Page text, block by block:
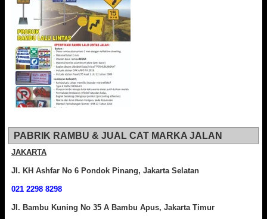
PABRIK RAMBU & JUAL CAT MARKA JALAN
JAKARTA
Jl. KH Ashfar No 6 Pondok Pinang, Jakarta Selatan
021 2298 8298
Jl. Bambu Kuning No 35 A Bambu Apus, Jakarta Timur